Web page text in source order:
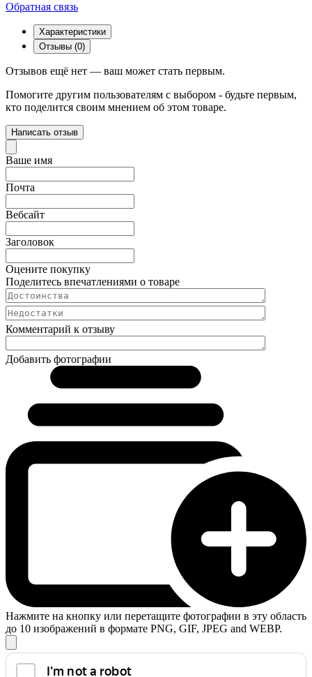
Обратная связь
Характеристики
Отзывы (0)
Отзывов ещё нет — ваш может стать первым.
Помогите другим пользователям с выбором - будьте первым,
кто поделится своим мнением об этом товаре.
Написать отзыв
Ваше имя
Почта
Вебсайт
Заголовок
Оцените покупку
Поделитесь впечатлениями о товаре
Комментарий к отзыву
Добавить фотографии
Нажмите на кнопку или перетащите фотографии в эту область
до 10 изображений в формате PNG, GIF, JPEG and WEBP.